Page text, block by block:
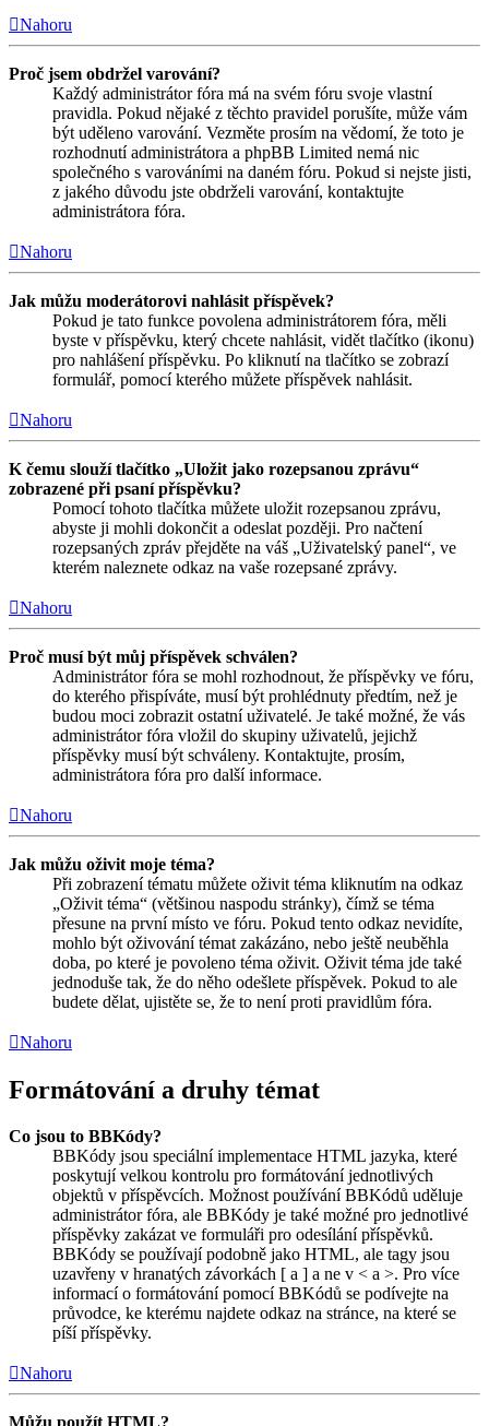
Nahoru
Proč jsem obdržel varování?
Každý administrátor fóra má na svém fóru svoje vlastní
pravidla. Pokud nějaké z těchto pravidel porušíte, může vám
být uděleno varování. Vezměte prosím na vědomí, že toto je
rozhodnutí administrátora a phpBB Limited nemá nic
společného s varováními na daném fóru. Pokud si nejste jisti,
z jakého důvodu jste obdrželi varování, kontaktujte
administrátora fóra.
Nahoru
Jak můžu moderátorovi nahlásit příspěvek?
Pokud je tato funkce povolena administrátorem fóra, měli
byste v příspěvku, který chcete nahlásit, vidět tlačítko (ikonu)
pro nahlášení příspěvku. Po kliknutí na tlačítko se zobrazí
formulář, pomocí kterého můžete příspěvek nahlásit.
Nahoru
K čemu slouží tlačítko „Uložit jako rozepsanou zprávu“
zobrazené při psaní příspěvku?
Pomocí tohoto tlačítka můžete uložit rozepsanou zprávu,
abyste ji mohli dokončit a odeslat později. Pro načtení
rozepsaných zpráv přejděte na váš „Uživatelský panel“, ve
kterém naleznete odkaz na vaše rozepsané zprávy.
Nahoru
Proč musí být můj příspěvek schválen?
Administrátor fóra se mohl rozhodnout, že příspěvky ve fóru,
do kterého přispíváte, musí být prohlédnuty předtím, než je
budou moci zobrazit ostatní uživatelé. Je také možné, že vás
administrátor fóra vložil do skupiny uživatelů, jejichž
příspěvky musí být schváleny. Kontaktujte, prosím,
administrátora fóra pro další informace.
Nahoru
Jak můžu oživit moje téma?
Při zobrazení tématu můžete oživit téma kliknutím na odkaz
„Oživit téma“ (většinou naspodu stránky), čímž se téma
přesune na první místo ve fóru. Pokud tento odkaz nevidíte,
mohlo být oživování témat zakázáno, nebo ještě neuběhla
doba, po které je povoleno téma oživit. Oživit téma jde také
jednoduše tak, že do něho odešlete příspěvek. Pokud to ale
budete dělat, ujistěte se, že to není proti pravidlům fóra.
Nahoru
Formátování a druhy témat
Co jsou to BBKódy?
BBKódy jsou speciální implementace HTML jazyka, které
poskytují velkou kontrolu pro formátování jednotlivých
objektů v příspěvcích. Možnost používání BBKódů uděluje
administrátor fóra, ale BBKódy je také možné pro jednotlivé
příspěvky zakázat ve formuláři pro odesílání příspěvků.
BBKódy se používají podobně jako HTML, ale tagy jsou
uzavřeny v hranatých závorkách [ a ] a ne v < a >. Pro více
informací o formátování pomocí BBKódů se podívejte na
průvodce, ke kterému najdete odkaz na stránce, na které se
píší příspěvky.
Nahoru
Můžu použít HTML?